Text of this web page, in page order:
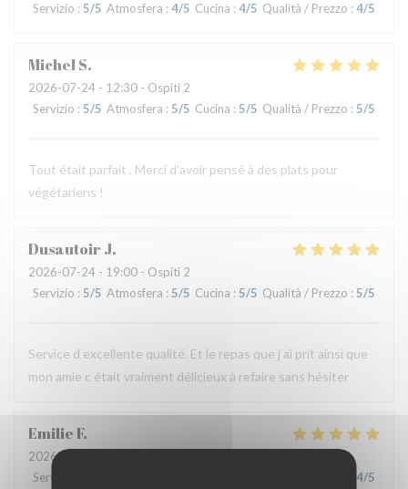
Servizio : 5/5 Atmosfera : 4/5 Cucina : 4/5 Qualità / Prezzo : 4/5
MichelS
2026-07-24 - 12:30 - Ospiti 2
Servizio : 5/5 Atmosfera : 5/5 Cucina : 5/5 Qualità / Prezzo : 5/5
Tout était parfait . Merci d’avoir pensé à des plats pour
végétariens !
Dusautoir J
2026-07-24 - 19:00 - Ospiti 2
Servizio : 5/5 Atmosfera : 5/5 Cucina : 5/5 Qualità / Prezzo :5/5
Service d excellente qualité. Et le repas que j ai prit ainsi que
mon amie c était vraiment délicieux à refaire sans hésiter
EmilieF
2026-07-24
Servizio
4/5